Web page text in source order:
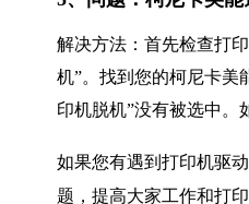
解决方法：首先检查打
机”。找到您的柯尼卡美
印机脱机”没有被选中。
如果您有遇到打印机驱
题，提高大家工作和打印